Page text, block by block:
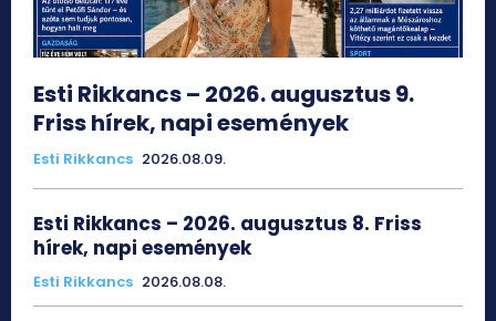
Esti Rikkancs – 2026. augusztus 9.
Friss hírek, napi események
Esti Rikkancs 2026.08.09.
Esti Rikkancs – 2026. augusztus 8. Friss
hírek, napi események
Esti Rikkancs 2026.08.08.